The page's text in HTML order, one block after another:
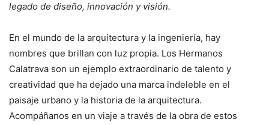
legado de diseño, innovación y visión.
En el mundo de la arquitectura y la ingeniería, hay
nombres que brillan con luz propia. Los Hermanos
Calatrava son un ejemplo extraordinario de talento y
creatividad que ha dejado una marca indeleble en el
paisaje urbano y la historia de la arquitectura.
Acompáñanos en un viaje a través de la obra de estos